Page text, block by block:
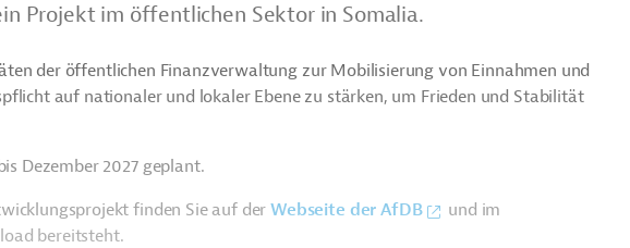
Projekt im öffentlichen Sektor in Somalia.
der öffentlichen Finanzverwaltung zur Mobilisierung von Einnahmen und
auf nationaler und lokaler Ebene zu stärken, um Frieden und Stabilität
Dezember 2027 geplant.
finden Sie auf derWebseite der AfDB
und im
bereitsteht.